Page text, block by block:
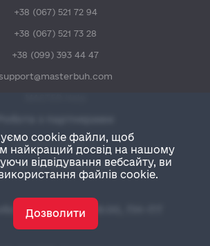
+38 (067) 521 72 94
+38 (067) 521 73 28
+38 (099) 393 44 47
support@masterbuh.com
+38 (044) 333 48 47
з 09:00 до 18:00, ПН-ПТ
cookie файли, щоб
найкращий досвід на нашому
відвідування вебсайту, ви
файлів cookie.
Дозволити